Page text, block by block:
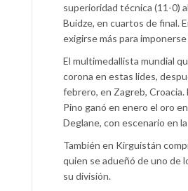
superioridad técnica (11-0)
Buidze, en cuartos de final.
exigirse más para
El multimedallista mundial
corona en estas lides,
febrero, en Zagreb, Croacia.
Pino ganó en enero el oro
Deglane, con escenario en
También en Kirguistán
quien se adueñó de uno de
su división.